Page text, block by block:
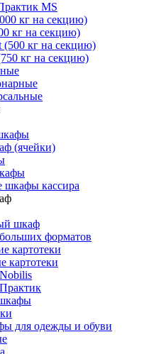
MS
кг на секцию)
кг на секцию)
(500 кг на секцию)
кг на секцию)
(ячейки)
шкафы кассира
шкаф
форматов
картотеки
картотеки
для одежды и обуви